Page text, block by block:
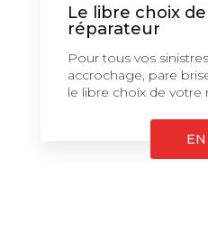
Le libre choix
réparateur
Pour tous vos
accrochage, pare
le libre choix de votre